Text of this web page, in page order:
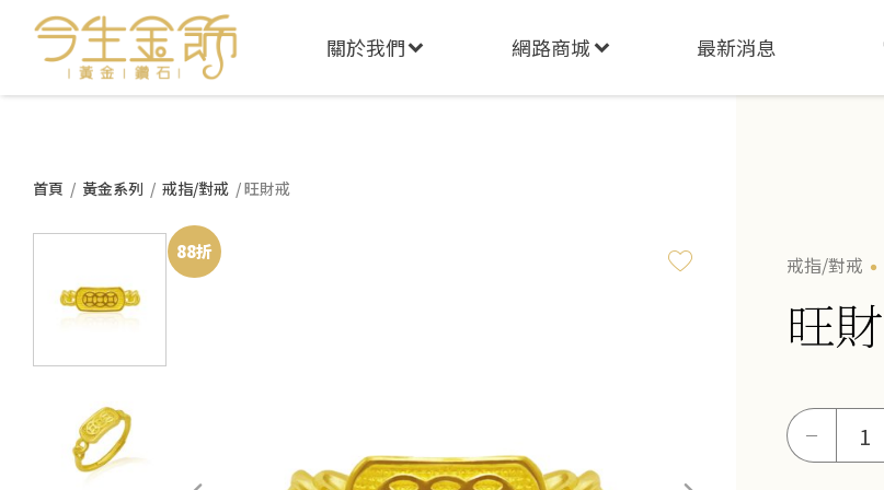
關於我們 網路商城 最新消息
首頁 / 黃金系列 / 戒指/對戒 / 旺財戒
88折
戒指/對戒
旺
－